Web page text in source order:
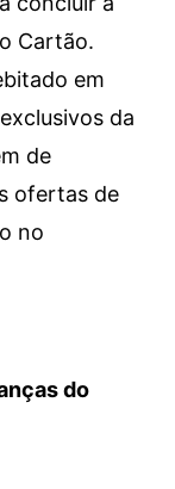
Cartão.
em
da
de
ofertas de
no
do